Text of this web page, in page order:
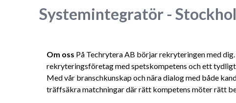
Systemintegratör -
Om oss På Techrytera AB börjar rekryteringen med
rekryteringsföretag med spetskompetens och ett
Med vår branschkunskap och nära dialog med både
träffsäkra matchningar där rätt kompetens möter rätt